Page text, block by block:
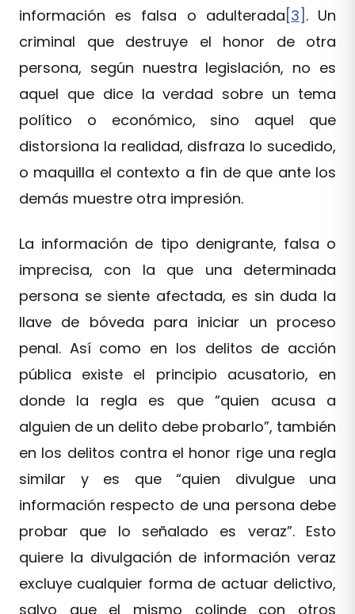
información es falsa o adulterada [3] . Un
criminal que destruye el honor de otra
persona, según nuestra legislación, no es
aquel que dice la verdad sobre un tema
político o económico, sino aquel que
distorsiona la realidad, disfraza lo sucedido,
o maquilla el contexto a fin de que ante los
demás muestre otra impresión.
La información de tipo denigrante, falsa o
imprecisa, con la que una determinada
persona se siente afectada, es sin duda la
llave de bóveda para iniciar un proceso
penal. Así como en los delitos de acción
pública existe el principio acusatorio, en
donde la regla es que “quien acusa a
alguien de un delito debe probarlo”, también
en los delitos contra el honor rige una regla
similar y es que “quien divulgue una
información respecto de una persona debe
probar que lo señalado es veraz”. Esto
quiere la divulgación de información veraz
excluye cualquier forma de actuar delictivo,
salvo que el mismo colinde con otros